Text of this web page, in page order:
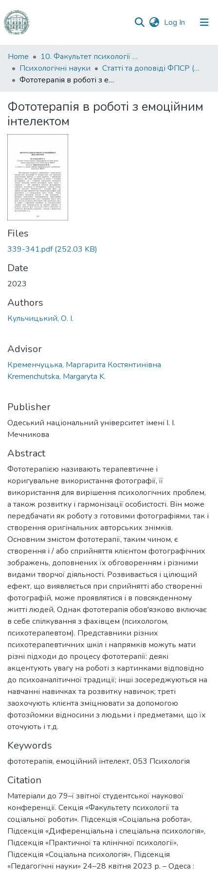
Log In (current)
Communities
&
Collections
Statistics
Home
10. Факультет психології та соціальної роботи
Психологічні науки
Статті та доповіді ФПСР (Психологічні науки)
Фототерапія в роботі з емоційним інтелектом
Фототерапія в роботі з емоційним
інтелектом
Files
339-341.pdf(252.03 KB)
Date
2023
Authors
Кульчицький, О. І.
Advisor
Кременчуцька, Маргарита Костянтинівна
Kremenchutska, Margaryta K.
Publisher
Одеський національний університет імені І. І.
Мечникова
Abstract
Фототерапією називають терапевтичне і
коригувальне використання фотографії, її
використання для вирішення психологічних проблем,
а також розвитку і гармонізації особистості. Він може
передбачати як роботу з готовими фотографіями, так і
створення оригінальних авторських знімків.
Основним змістом фототерапії, таким чином, є
створення і / або сприйняття клієнтом фотографічних
зображень, доповнених їх обговоренням і різними
видами творчої діяльності. Розвивається і цілющий
ефект, що виявляється при сприйнятті або створенні
фотографій, може проявлятися і в повсякденному
житті людей, Однак фототерапія обов'язково включає
в себе спілкування з фахівцем (психологом,
психотерапевтом). Представники різних
психотерапевтичних шкіл і напрямків можуть мати
різні підходи до процесу фототерапії: деякі
акцентують увагу на роботі з картинками відповідно
до психоаналітичної традиції; інші зосереджуються на
навчанні навичках та розвитку навичок; треті
заохочують клієнта зміцнювати за допомогою
фотозйомки відносини з людьми і предметами, що їх
оточують і т.д.
Keywords
фототерапія, емоційний інтелект, 053 Психологія
Citation
Матеріали до 79–ї звітної студентської наукової
конференції. Секція «Факультету психології та
соціальної роботи». Підсекція «Соціальна робота»,
Підсекція «Диференціальна і спеціальна психологія»,
Підсекція «Практичної та клінічної психології»,
Підсекція «Соціальна психологія», Підсекція
«Педагогічні науки» 24–28 квітня 2023 р. – Одеса :